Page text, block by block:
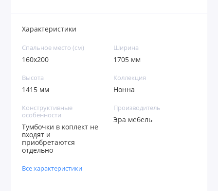
Характеристики
Спальное место (см)
160х200
Ширина
1705 мм
Высота
1415 мм
Коллекция
Нонна
Конструктивные
особенности
Тумбочки в коплект не
входят и
приобретаются
отдельно
Производитель
Эра мебель
Все характеристики